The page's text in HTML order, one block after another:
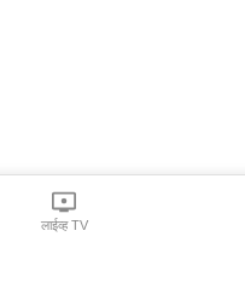
लाईव्ह TV